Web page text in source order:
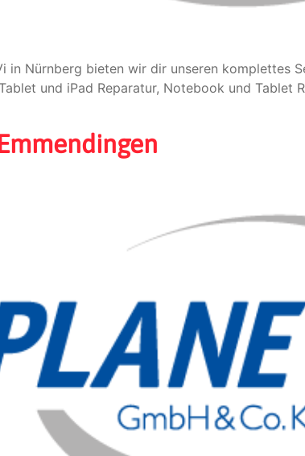
in Nürnberg bieten wir dir unseren komplettes
und iPad Reparatur, Notebook und Tablet